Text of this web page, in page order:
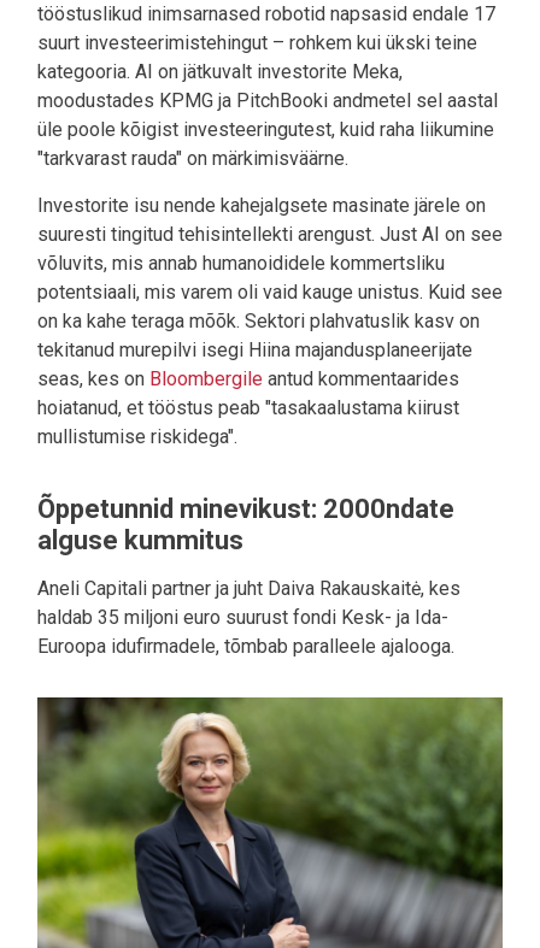
tööstuslikud inimsarnased robotid napsasid endale 17
suurt investeerimistehingut – rohkem kui ükski teine
kategooria. AI on jätkuvalt investorite Meka,
moodustades KPMG ja PitchBooki andmetel sel aastal
üle poole kõigist investeeringutest, kuid raha liikumine
"tarkvarast rauda" on märkimisväärne.
Investorite isu nende kahejalgsete masinate järele on
suuresti tingitud tehisintellekti arengust. Just AI on see
võluvits, mis annab humanoididele kommertsliku
potentsiaali, mis varem oli vaid kauge unistus. Kuid see
on ka kahe teraga mõõk. Sektori plahvatuslik kasv on
tekitanud murepilvi isegi Hiina majandusplaneerijate
seas, kes on Bloombergile antud kommentaarides
hoiatanud, et tööstus peab "tasakaalustama kiirust
mullistumise riskidega".
Õppetunnid minevikust: 2000ndate
alguse kummitus
Aneli Capitali partner ja juht Daiva Rakauskaitė, kes
haldab 35 miljoni euro suurust fondi Kesk- ja Ida-
Euroopa idufirmadele, tõmbab paralleele ajalooga.